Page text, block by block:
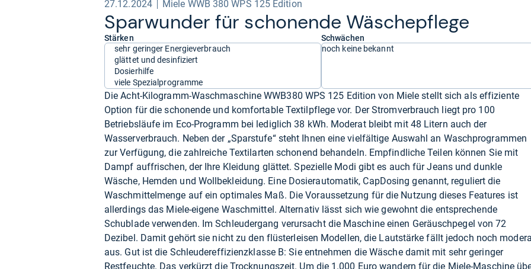
27.12.2024 Miele WWB 380 WPS 125 Edition
Spar­wun­der für scho­nende Wäsche­pflege
Stärken
sehr geringer Energieverbrauch
glättet und desinfiziert
Dosierhilfe
viele Spezialprogramme
Schwächen
noch keine bekannt
Die Acht-Kilogramm-Waschmaschine WWB380 WPS 125 Edition von Miele stellt sich als effiziente
Option für die schonende und komfortable Textilpflege vor. Der Stromverbrauch liegt pro 100
Betriebsläufe im Eco-Programm bei lediglich 38 kWh. Moderat bleibt mit 48 Litern auch der
Wasserverbrauch. Neben der „Sparstufe“ steht Ihnen eine vielfältige Auswahl an Waschprogrammen
zur Verfügung, die zahlreiche Textilarten schonend behandeln. Empfindliche Teilen können Sie mit
Dampf auffrischen, der Ihre Kleidung glättet. Spezielle Modi gibt es auch für Jeans und dunkle
Wäsche, Hemden und Wollbekleidung. Eine Dosierautomatik, CapDosing genannt, reguliert die
Waschmittelmenge auf ein optimales Maß. Die Voraussetzung für die Nutzung dieses Features ist
allerdings das Miele-eigene Waschmittel. Alternativ lässt sich wie gewohnt die entsprechende
Schublade verwenden. Im Schleudergang verursacht die Maschine einen Geräuschpegel von 72
Dezibel. Damit gehört sie nicht zu den flüsterleisen Modellen, die Lautstärke fällt jedoch noch
aus. Gut ist die Schleudereffizienzklasse B: Sie entnehmen die Wäsche damit mit sehr geringer
Restfeuchte. Das verkürzt die Trocknungszeit. Um die 1.000 Euro wandern für die Miele-Maschine